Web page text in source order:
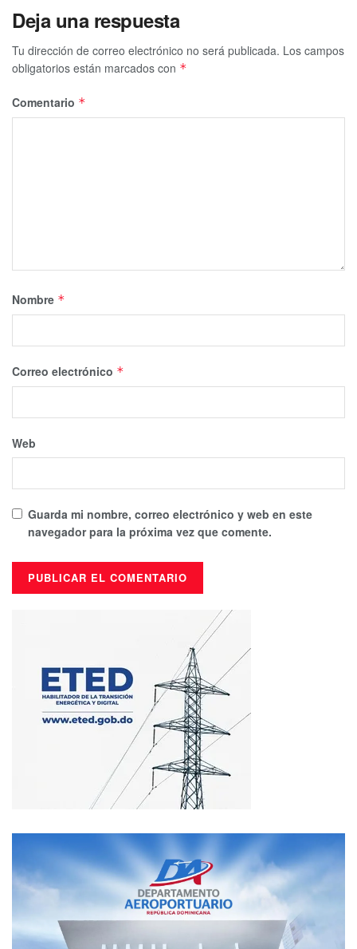
Deja una respuesta
Tu dirección de correo electrónico no será publicada. Los campos
obligatorios están marcados con *
Comentario *
Nombre *
Correo electrónico *
Web
Guarda mi nombre, correo electrónico y web en este
navegador para la próxima vez que comente.